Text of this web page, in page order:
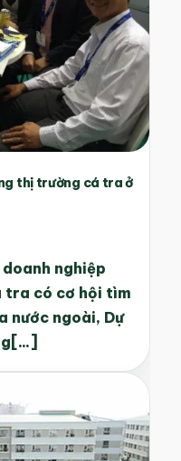
thị trường cá tra ở
nghiệp
tra có cơ hội tìm
nước ngoài, Dự